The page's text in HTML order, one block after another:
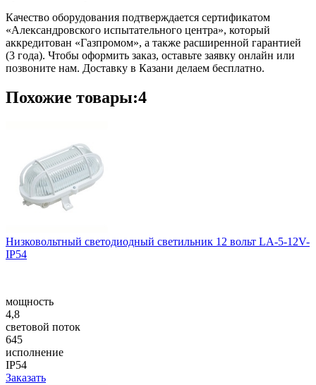
Качество оборудования подтверждается сертификатом
«Александровского испытательного центра», который
аккредитован «Газпромом», а также расширенной гарантией
(3 года). Чтобы оформить заказ, оставьте заявку онлайн или
позвоните нам. Доставку в Казани делаем бесплатно.
Похожие товары:4
Низковольтный светодиодный светильник 12 вольт LA-5-12V-
IP54
мощность
4,8
световой поток
645
исполнение
IP54
Заказать